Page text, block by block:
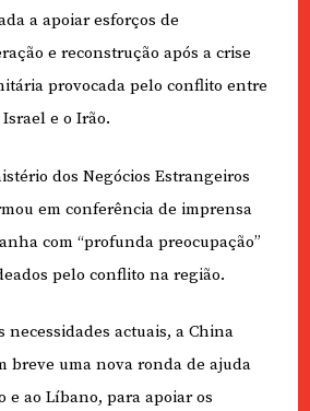
a apoiar esforços de
e reconstrução após a crise
provocada pelo conflito entre
e o Irão.
dos Negócios Estrangeiros
em conferência de imprensa
com “profunda preocupação”
pelo conflito na região.
necessidades actuais, a China
breve uma nova ronda de ajuda
e ao Líbano, para apoiar os